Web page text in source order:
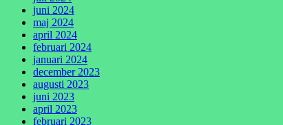
juni 2024
maj 2024
april 2024
februari 2024
januari 2024
december 2023
augusti 2023
juni 2023
april 2023
februari 2023